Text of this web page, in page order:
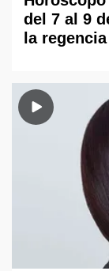
del 7 al 9
la